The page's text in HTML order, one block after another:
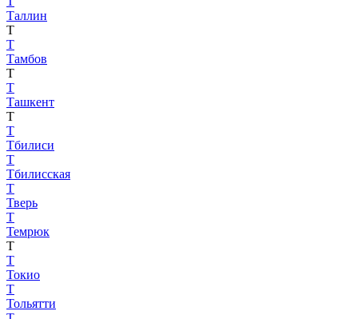
Таллин
Т
Т
Тамбов
Т
Т
Ташкент
Т
Т
Тбилиси
Т
Тбилисская
Т
Тверь
Т
Темрюк
Т
Т
Токио
Т
Тольятти